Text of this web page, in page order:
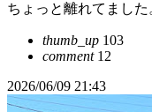
ちょっと離れてまし
thumb_up 103
comment12
2026/06/09 21:43